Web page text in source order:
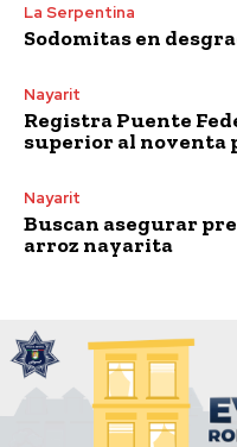
La Serpentina
Sodomitas en
Nayarit
Registra Puente
superior al noventa
Nayarit
Buscan asegurar
arroz nayarita